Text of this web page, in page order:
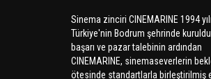
Sinema zinciri CINEMARINE 1994
Türkiye'nin Bodrum şehrinde
başarı ve pazar talebinin ardından
CINEMARINE, sinemaseverlerin
ötesinde standartlarla birleştirilmiş